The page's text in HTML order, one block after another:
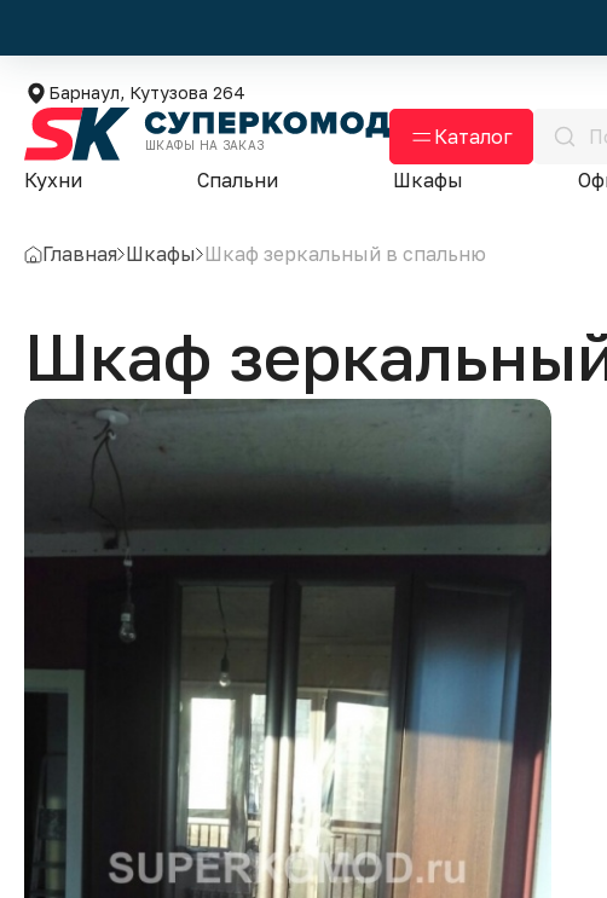
Барнаул, Кутузова 264
ШКАФЫ НА ЗАКАЗ Каталог
Кухни
Спальни Шкафы
Главная Шкафы Шкаф зеркальный в спальню
Шкаф